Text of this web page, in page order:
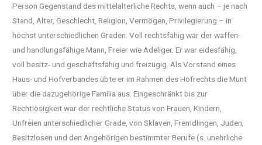
Person Gegenstand des mittelalterliche Rechts, wenn auch – je nach
Stand, Alter, Geschlecht, Religion, Vermögen, Privilegierung – in
höchst unterschiedlichen Graden. Voll rechtsfähig war der waffen-
und handlungsfähige Mann, Freier wie Adeliger. Er war eidesfähig,
voll besitz- und geschäftsfähig und freizügig. Als Vorstand eines
Haus- und Hofverbandes übte er im Rahmen des Hofrechts die Munt
über die dazugehörige Familia aus. Eingeschränkt bis zur
Rechtlosigkeit war der rechtliche Status von Frauen, Kindern,
Unfreien unterschiedlicher Grade, von Sklaven, Fremdlingen, Juden,
Besitzlosen und den Angehörigen bestimmter Berufe (s. unehrliche